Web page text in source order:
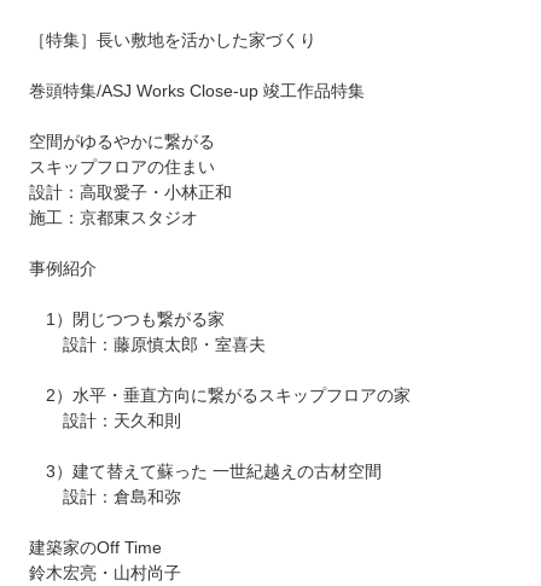
［特集］長い敷地を活かした家づくり
巻頭特集/ASJ Works Close-up 竣工作品特集​
空間がゆるやかに繋がる
スキップフロアの住まい
設計：高取愛子・小林正和
施工：京都東スタジオ
事例紹介
1）閉じつつも繋がる家
設計：藤原慎太郎・室喜夫
2）水平・垂直方向に繋がるスキップフロアの家
設計：天久和則
3）建て替えて蘇った 一世紀越えの古材空間
設計：倉島和弥
建築家のOff Time
鈴木宏亮・山村尚子